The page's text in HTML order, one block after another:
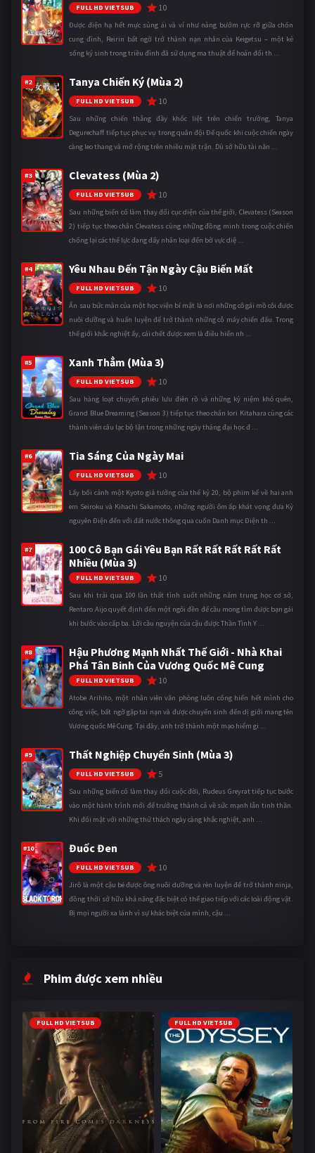
FULL HD VIETSUB 10
Được điện hạ hết mực sủng ái và ví như nàng bướm rực rỡ giữa chốn
cung đình, Reirin bất ngờ trở thành nạn nhân của Keigetsu – một kẻ
sống ký sinh trong triều đình đã sử dụng ma thuật để hoán đổi th ...
#2 Tanya Chiến Ký (Mùa 2)
FULL HD VIETSUB 10
Sau những chiến thắng đầy khốc liệt trên chiến trường, Tanya
Degurechaff tiếp tục phục vụ trong quân đội Đế quốc khi cuộc chiến ngày
càng leo thang và mở rộng trên nhiều mặt trận. Dù sở hữu tài năn ...
#3 Clevatess (Mùa 2)
FULL HD VIETSUB 10
Sau những biến cố làm thay đổi cục diện của thế giới, Clevatess (Season
2) tiếp tục theo chân Clevatess cùng những đồng minh trong cuộc chiến
chống lại các thế lực đang đẩy nhân loại đến bờ vực diệ ...
#4 Yêu Nhau Đến Tận Ngày Cậu Biến Mất
FULL HD VIETSUB 10
Ẩn sau bức màn của một học viện bí mật là nơi những cô gái mồ côi được
nuôi dưỡng và huấn luyện để trở thành những cỗ máy chiến đấu. Trong
thế giới khắc nghiệt ấy, cái chết được xem là điều hiển nh ...
#5 Xanh Thẳm (Mùa 3)
FULL HD VIETSUB 10
Sau hàng loạt chuyến phiêu lưu điên rồ và những kỷ niệm khó quên,
Grand Blue Dreaming (Season 3) tiếp tục theo chân Iori Kitahara cùng các
thành viên câu lạc bộ lặn trong những ngày tháng đại học đ ...
#6 Tia Sáng Của Ngày Mai
FULL HD VIETSUB 10
Lấy bối cảnh một Kyoto giả tưởng của thế kỷ 20, bộ phim kể về hai anh
em Seiroku và Kihachi Sakamoto, những người ôm ấp khát vọng đưa Kỷ
nguyên Điện đến với đất nước thông qua cuốn Danh mục Điện th ...
#7
100 Cô Bạn Gái Yêu Bạn Rất Rất Rất Rất Rất
Nhiều (Mùa 3)
FULL HD VIETSUB 10
Sau khi trải qua 100 lần thất tình suốt những năm trung học cơ sở,
Rentaro Aijo quyết định đến một ngôi đền để cầu mong tìm được bạn gái
khi bước vào cấp ba. Lời cầu nguyện của cậu được Thần Tình Y ...
#8
Hậu Phương Mạnh Nhất Thế Giới - Nhà Khai
Phá Tân Binh Của Vương Quốc Mê Cung
FULL HD VIETSUB 10
Atobe Arihito, một nhân viên văn phòng luôn cống hiến hết mình cho
công việc, bất ngờ gặp tai nạn và được chuyển sinh đến dị giới mang tên
Vương quốc Mê Cung. Tại đây, anh trở thành một mạo hiểm gi ...
#9 Thất Nghiệp Chuyển Sinh (Mùa 3)
FULL HD VIETSUB 5
Sau những biến cố làm thay đổi cuộc đời, Rudeus Greyrat tiếp tục bước
vào một hành trình mới để trưởng thành cả về sức mạnh lẫn tinh thần.
Khi đối mặt với những thử thách ngày càng khắc nghiệt, anh ...
#10 Đuốc Đen
FULL HD VIETSUB 10
Jirô là một cậu bé được ông nuôi dưỡng và rèn luyện để trở thành ninja,
đồng thời sở hữu khả năng đặc biệt có thể giao tiếp với các loài động vật.
Bị mọi người xa lánh vì sự khác biệt của mình, cậu ...
Phim được xem nhiều
FULL HD VIETSUB FULL HD VIETSUB